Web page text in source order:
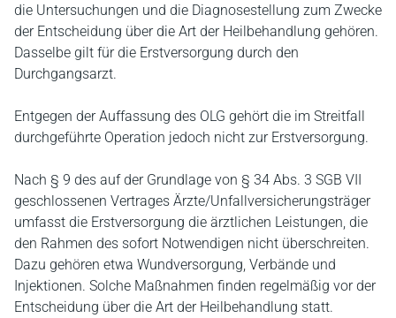
die Untersuchungen und die Diagnosestellung zum Zwecke
der Entscheidung über die Art der Heilbehandlung gehören.
Dasselbe gilt für die Erstversorgung durch den
Durchgangsarzt.
Entgegen der Auffassung des OLG gehört die im Streitfall
durchgeführte Operation jedoch nicht zur Erstversorgung.
Nach § 9 des auf der Grundlage von § 34 Abs. 3 SGB VII
geschlossenen Vertrages Ärzte/Unfallversicherungsträger
umfasst die Erstversorgung die ärztlichen Leistungen, die
den Rahmen des sofort Notwendigen nicht überschreiten.
Dazu gehören etwa Wundversorgung, Verbände und
Injektionen. Solche Maßnahmen finden regelmäßig vor der
Entscheidung über die Art der Heilbehandlung statt.